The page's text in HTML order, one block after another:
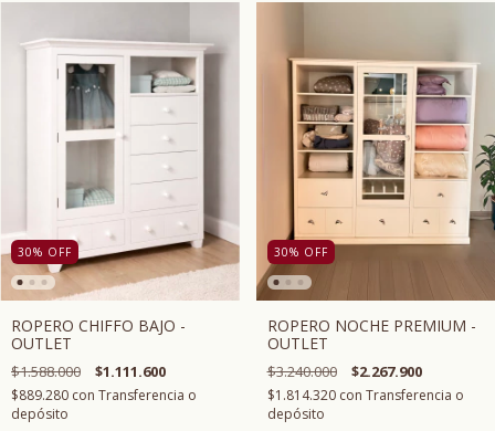
30% OFF
ROPERO CHIFFO BAJO -
OUTLET
$1.588.000 $1.111.600
$889.280 con Transferencia o
depósito
30% OFF
ROPERO NOCHE PREMIUM -
OUTLET
$3.240.000 $2.267.900
$1.814.320 con Transferencia o
depósito